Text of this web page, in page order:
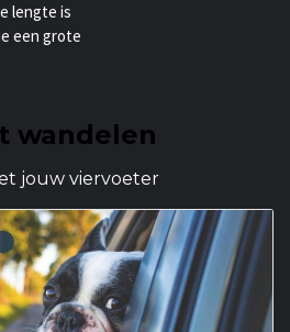
lengte is
een grote
wandelen
jouw viervoeter